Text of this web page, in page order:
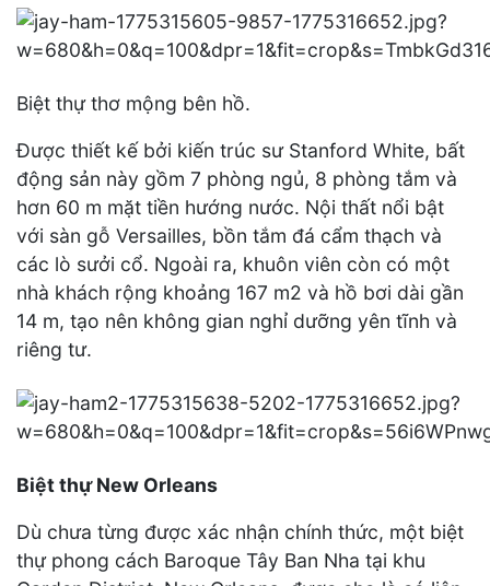
Biệt thự thơ mộng bên hồ.
Được thiết kế bởi kiến trúc sư Stanford White, bất
động sản này gồm 7 phòng ngủ, 8 phòng tắm và
hơn 60 m mặt tiền hướng nước. Nội thất nổi bật
với sàn gỗ Versailles, bồn tắm đá cẩm thạch và
các lò sưởi cổ. Ngoài ra, khuôn viên còn có một
nhà khách rộng khoảng 167 m2 và hồ bơi dài gần
14 m, tạo nên không gian nghỉ dưỡng yên tĩnh và
riêng tư.
Biệt thự New Orleans
Dù chưa từng được xác nhận chính thức, một biệt
thự phong cách Baroque Tây Ban Nha tại khu